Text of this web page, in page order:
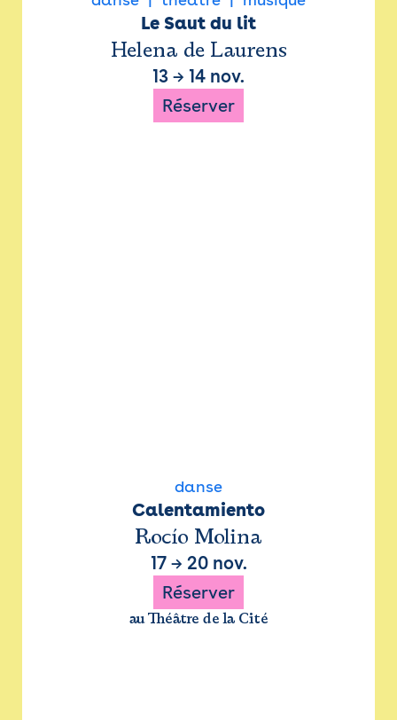
Le Saut du lit
Helena de Laurens
13 → 14 nov.
Réserver
danse
Calentamiento
Rocío Molina
17→ 20 nov.
Réserver
au Théâtre de la Cité